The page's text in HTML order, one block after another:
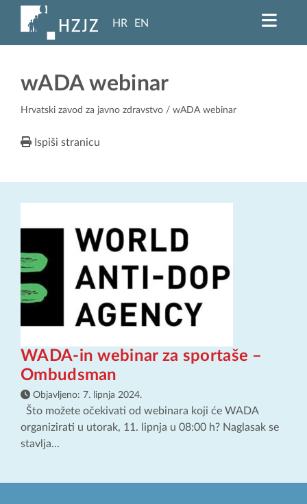
HR EN
wADA webinar
Hrvatski zavod za javno zdravstvo / wADA webinar
Ispiši stranicu
WADA-in webinar za sportaše –
Ombudsman
Objavljeno: 7. lipnja 2024.
Što možete očekivati od webinara koji će WADA
organizirati u utorak, 11. lipnja u 08:00 h? Naglasak se
stavlja...